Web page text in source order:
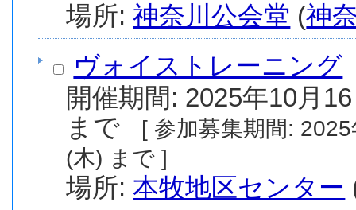
場所:神奈川公会堂 (神
ヴォイストレーニング
開催期間: 2025年10月
[ 参加募集期間: 2025年10月11日(土) から 2025年11月13日
(木) まで ]
場所:本牧地区センター